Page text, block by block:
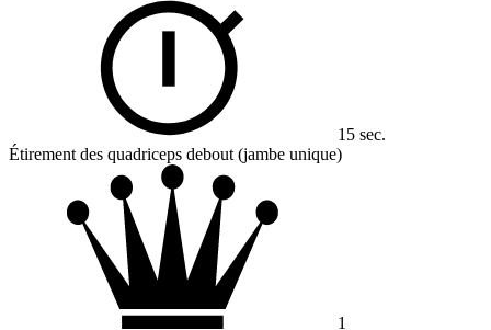
15 sec.
Étirement des quadriceps debout (jambe unique)
1